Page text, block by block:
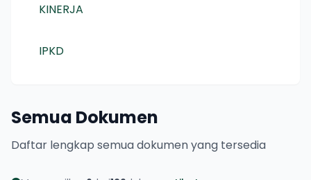
KINERJA
IPKD
Semua Dokumen
Daftar lengkap semua dokumen yang tersedia